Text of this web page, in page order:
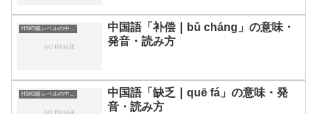
HSK5級レベルの中国語
中国語「补偿｜bǔ cháng」の意味・
発音・読み方
HSK5級レベルの中国語
中国語「缺乏｜quē fá」の意味・発
音・読み方